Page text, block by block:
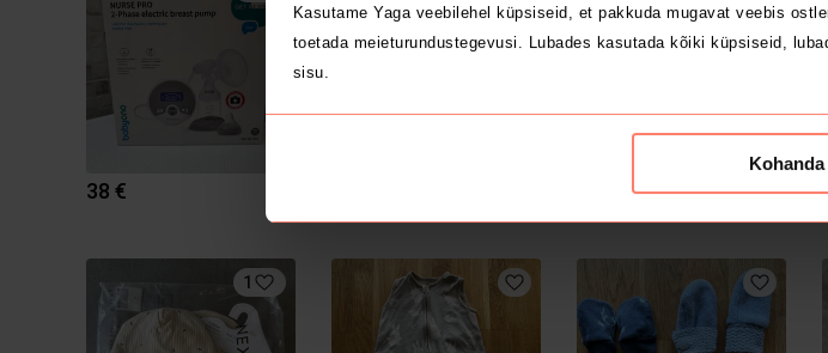
Kasutame Yaga veebilehel küpsiseid, et pakkuda mugavat veebis
toetada meieturundustegevusi. Lubades kasutada kõiki küpsiseid,
sisu.
Kohanda
38 €
Lenne
1